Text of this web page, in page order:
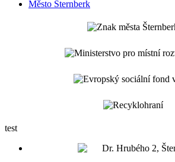
Město Šternberk
test